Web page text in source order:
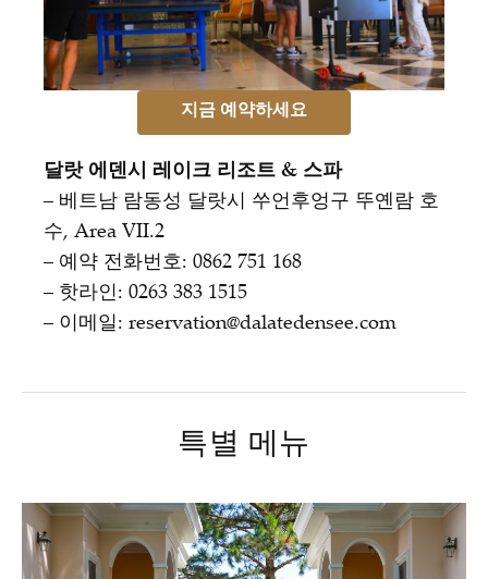
지금 예약하세요
달랏 에덴시 레이크 리조트 & 스파
– 베트남 람동성 달랏시 쑤언후엉구 뚜옌람 호
수, Area VII.2
– 예약 전화번호: 0862 751 168
– 핫라인: 0263 383 1515
– 이메일: reservation@dalatedensee.com
특별 메뉴